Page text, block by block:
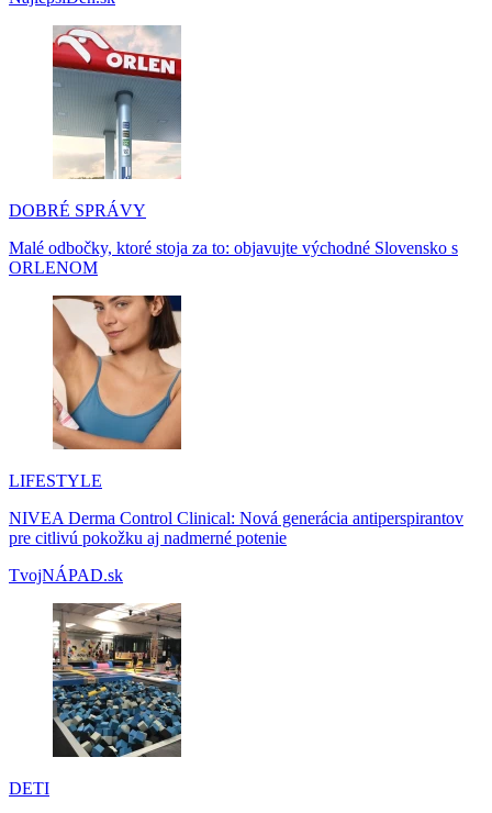
DOBRÉ SPRÁVY
Malé odbočky, ktoré stoja za to: objavujte východné Slovensko s
ORLENOM
LIFESTYLE
NIVEA Derma Control Clinical: Nová generácia antiperspirantov
pre citlivú pokožku aj nadmerné potenie
TvojNÁPAD.sk
DETI